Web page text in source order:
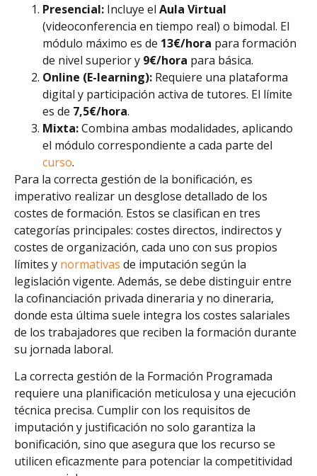
Presencial: Incluye el Aula Virtual
(videoconferencia en tiempo real) o bimodal. El
módulo máximo es de 13€/hora para formación
de nivel superior y 9€/hora para básica.
Online (E-learning): Requiere una plataforma
digital y participación activa de tutores. El límite
es de 7,5€/hora.
Mixta:Combina ambas modalidades, aplicando
el módulo correspondiente a cada parte del
curso.
Para la correcta gestión de la bonificación, es
imperativo realizar un desglose detallado de los
costes de formación. Estos se clasifican en tres
categorías principales: costes directos, indirectos y
costes de organización, cada uno con sus propios
límites y normativas de imputación según la
legislación vigente. Además, se debe distinguir entre
la cofinanciación privada dineraria y no dineraria,
donde esta última suele integra los costes salariales
de los trabajadores que reciben la formación durante
su jornada laboral.
La correcta gestión de la Formación Programada
requiere una planificación meticulosa y una ejecución
técnica precisa. Cumplir con los requisitos de
imputación y justificación no solo garantiza la
bonificación, sino que asegura que los recurso se
utilicen eficazmente para potenciar la competitividad